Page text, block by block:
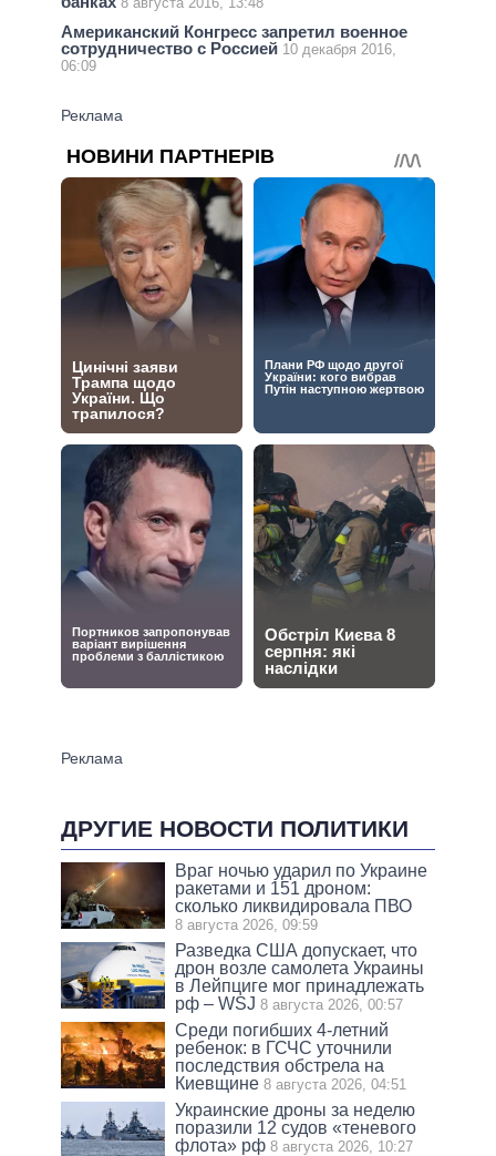
Американский Конгресс запретил военное
сотрудничество с Россией 10 декабря 2016,
06:09
ДРУГИЕ НОВОСТИ ПОЛИТИКИ
Враг ночью ударил по Украине
ракетами и 151 дроном:
сколько ликвидировала ПВО
8 августа 2026, 09:59
Разведка США допускает, что
дрон возле самолета Украины
в Лейпциге мог принадлежать
рф – WSJ 8 августа 2026, 00:57
Среди погибших 4-летний
ребенок: в ГСЧС уточнили
последствия обстрела на
Киевщине 8 августа 2026, 04:51
Украинские дроны за неделю
поразили 12 судов «теневого
флота» рф 8 августа 2026, 10:27